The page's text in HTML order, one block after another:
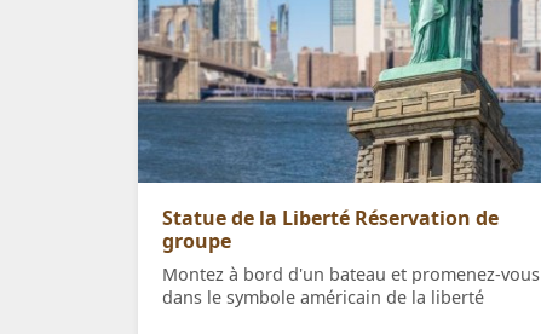
Statue de la Liberté Réservation de
groupe
Montez à bord d'un bateau et promenez-vous
dans le symbole américain de la liberté